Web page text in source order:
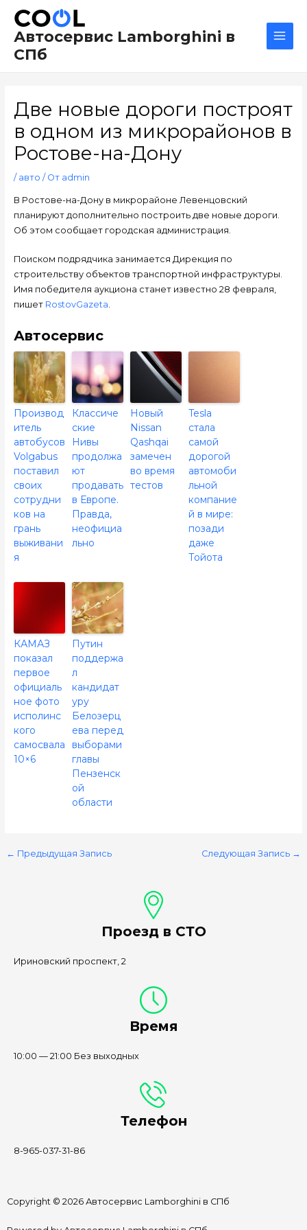
содержимому
Автосервис Lamborghini в
СПб
Две новые дороги построят
в одном из микрорайонов в
Ростове-на-Дону
/ авто / От admin
В Ростове-на-Дону в микрорайоне Левенцовский
планируют дополнительно построить две новые дороги.
Об этом сообщает городская администрация.
Поиском подрядчика занимается Дирекция по
строительству объектов транспортной инфраструктуры.
Имя победителя аукциона станет известно 28 февраля,
пишет RostovGazeta.
Автосервис
Производ
итель
автобусов
Volgabus
поставил
своих
сотрудни
ков на
грань
выживани
я
Классиче
ские
Нивы
продолжа
ют
продавать
в Европе.
Правда,
неофициа
льно
Новый
Nissan
Qashqai
замечен
во время
тестов
Tesla
стала
самой
дорогой
автомоби
льной
компание
й в мире:
позади
даже
Тойота
КАМАЗ
показал
первое
официаль
ное фото
исполинс
кого
самосвала
10×6
Путин
поддержа
л
кандидат
уру
Белозерц
ева перед
выборами
главы
Пензенск
ой
области
по
записям
← Предыдущая Запись Следующая Запись →
Проезд в СТО
Ириновский проспект, 2
Время
10:00 — 21:00 Без выходных
Телефон
8-965-037-31-86
Copyright © 2026 Автосервис Lamborghini в СПб